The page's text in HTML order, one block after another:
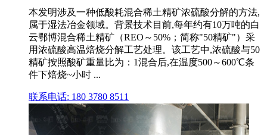
本发明涉及一种低酸耗混合稀土精矿浓硫酸分解的方法,
属于湿法冶金领域。背景技术目前,每年约有10万吨的白
云鄂博混合稀土精矿（REO～50%；简称"50精矿"）采
用浓硫酸高温焙烧分解工艺处理。该工艺中,浓硫酸与50
精矿按照酸矿重量比为：1混合后,在温度500～600℃条
件下焙烧~小时 ...
联系电话: 180 3780 8511